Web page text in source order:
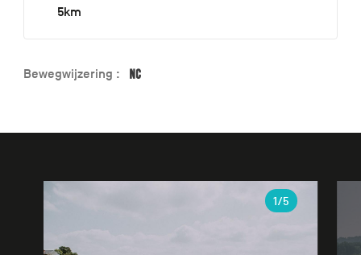
5km
Bewegwijzering :
Galerie
1/5